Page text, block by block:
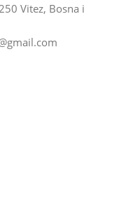
Vitez, Bosna i